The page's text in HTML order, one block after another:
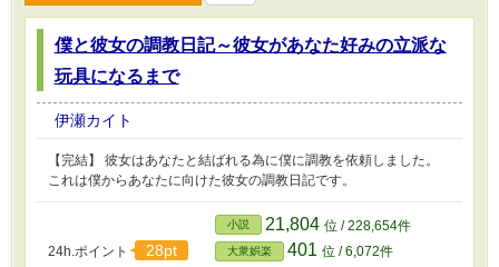
僕と彼女の調教日記～彼女があなた好みの立派な
玩具になるまで
伊瀬カイト
【完結】 彼女はあなたと結ばれる為に僕に調教を依頼しました。
これは僕からあなたに向けた彼女の調教日記です。
24h.ポイント 28pt
小説 21,804 位 / 228,654件
大衆娯楽 401 位 / 6,072件